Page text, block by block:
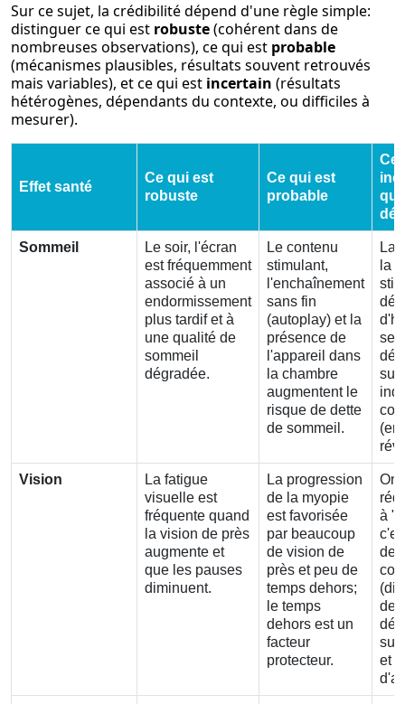
Sur ce sujet, la crédibilité dépend d'une règle simple:
distinguer ce qui est robuste(cohérent dans de
nombreuses observations), ce qui est probable
(mécanismes plausibles, résultats souvent retrouvés
mais variables), et ce qui est incertain (résultats
hétérogènes, dépendants du contexte, ou difficiles à
mesurer).
Effet santé
Ce qui est
robuste
Ce qui est
probable
Ce
qui
Sommeil
Le soir, l'écran
est fréquemment
associé à un
endormissement
plus tardif et à
une qualité de
sommeil
dégradée.
Le contenu
stimulant,
l'enchaînement
sans fin
(autoplay) et la
présence de
l'appareil dans
la chambre
augmentent le
risque de dette
de sommeil.
La
la
sur
Vision
La fatigue
visuelle est
fréquente quand
la vision de près
augmente et
que les pauses
diminuent.
La progression
de la myopie
est favorisée
par beaucoup
de vision de
près et peu de
temps dehors;
le temps
dehors est un
facteur
protecteur.
On
à
de
sur
et